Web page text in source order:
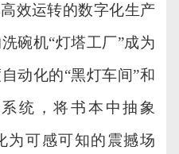
效运转的数字化生产
碗机“灯塔工厂”成为
动化的“黑灯车间”和
统，将书本中抽象
为可感可知的震撼场